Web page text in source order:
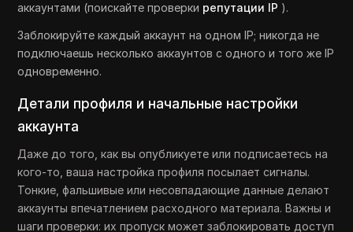
аккаунтами (поискайте проверки репутации IP ).
Заблокируйте каждый аккаунт на одном IP; никогда не
подключаешь несколько аккаунтов с одного и того же IP
одновременно.
Детали профиля и начальные настройки
аккаунта
Даже до того, как вы опубликуете или подписаетесь на
кого-то, ваша настройка профиля посылает сигналы.
Тонкие, фальшивые или несовпадающие данные делают
аккаунты впечатлением расходного материала. Важны и
шаги проверки: их пропуск может заблокировать доступ